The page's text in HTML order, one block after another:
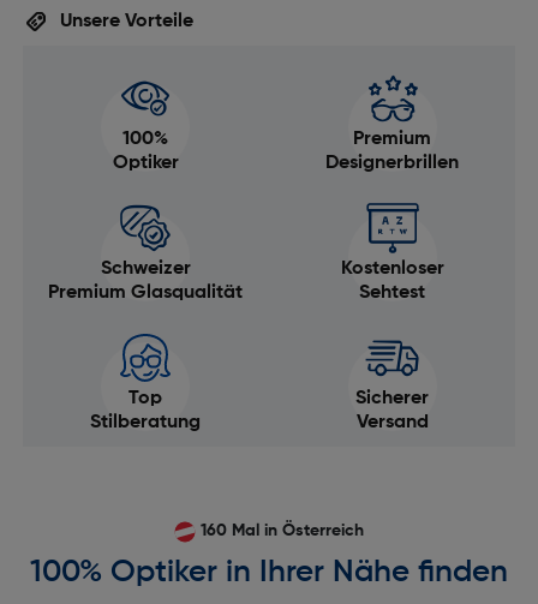
Unsere Vorteile
100%
Optiker
Premium
Designerbrillen
Schweizer
Premium Glasqualität
Kostenloser
Sehtest
Top
Stilberatung
Sicherer
Versand
160 Mal in Österreich
100% Optiker in Ihrer Nähe finden